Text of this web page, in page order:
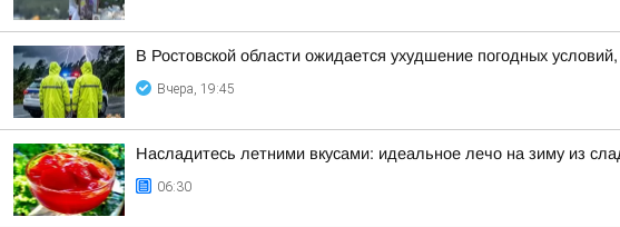
В Ростовской области ожидается ухудшение погодных
Вчера, 19:45
Насладитесь летними вкусами: идеальное лечо на зиму из
06:30